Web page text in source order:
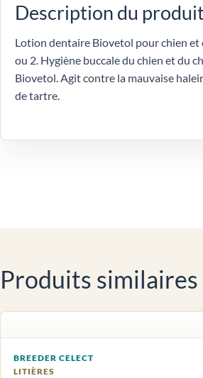
Description du
Lotion dentaire Biovetol pour chien et
ou 2. Hygiène buccale du chien et du
Biovetol. Agit contre la mauvaise
de tartre.
Produits similaires
BREEDER CELECT
LITIÈRES